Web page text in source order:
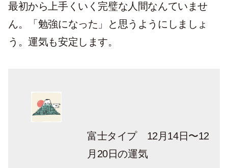
最初から上手くいく完璧な人間なんていませ
ん。「勉強になった」と思うようにしましょ
う。運気も安定します。
富士タイプ 12月14日〜12
月20日の運気